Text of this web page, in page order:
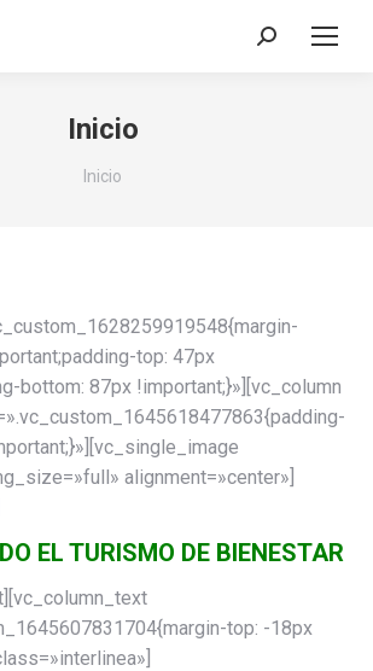
Buscar:
Inicio
Estás aquí:
Inicio
top: 47px
bottom: 87px !important;}»][vc_column
alignment=»center»]
EL TURISMO DE BIENESTAR
top: -18px